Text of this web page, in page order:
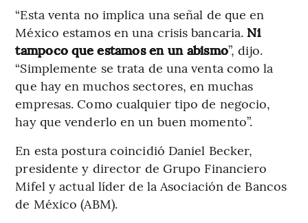
“Esta venta no implica una señal de que en
México estamos en una crisis bancaria. Ni
tampoco que estamos en un abismo”, dijo.
“Simplemente se trata de una venta como la
que hay en muchos sectores, en muchas
empresas. Como cualquier tipo de negocio,
hay que venderlo en un buen momento”.
En esta postura coincidió Daniel Becker,
presidente y director de Grupo Financiero
Mifel y actual líder de la Asociación de Bancos
de México (ABM).